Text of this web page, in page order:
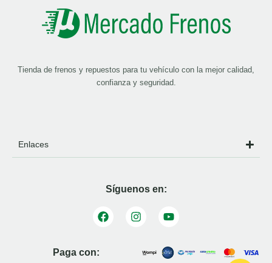
Tienda de frenos y repuestos para tu vehículo con la mejor calidad,
confianza y seguridad.
Enlaces
Síguenos en:
Paga con: